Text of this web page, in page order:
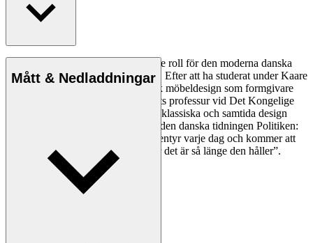
Läs mer
Ole Wanscher spelade en avgörande roll för den moderna danska
designens estetik och funktionalitet. Efter att ha studerat under Kaare
Klint bidrog han till att forma dansk möbeldesign som formgivare
och pedagog när han tog över Klints professur vid Det Kongelige
Danske Kunstakademi. Wanschers klassiska och samtida design
gjorde honom populär. 1958 skrev den danska tidningen Politiken:
”Att äga en Wanscher-stol är ett äventyr varje dag och kommer att
vara så även om flera hundra år, för det är så länge den håller”.
Läs mer om Ole Wanscher
Mått & Nedladdningar